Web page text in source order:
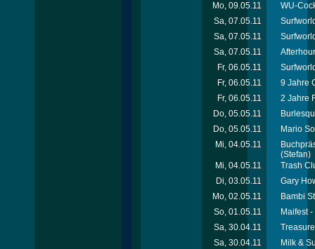
Mo, 09.05.11
WU-
Sa, 07.05.11
Sa, 07.05.11
Sa, 07.05.11
Fr, 06.05.11
Fr, 06.05.11
9 Jahre
Fr, 06.05.11
2 Jahre
Do, 05.05.11
Do, 05.05.11
Mario
Mi, 04.05.11
(Stefan)
Mi, 04.05.11
Trash
Di, 03.05.11
Gary
Mo, 02.05.11
Bambi
So, 01.05.11
Maifest
Sa, 30.04.11
Sa, 30.04.11
Milk &